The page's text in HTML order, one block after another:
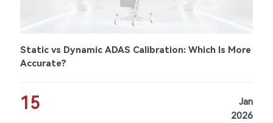
Static vs Dynamic ADAS Calibration: Which Is More
Accurate?
15
Jan
2026